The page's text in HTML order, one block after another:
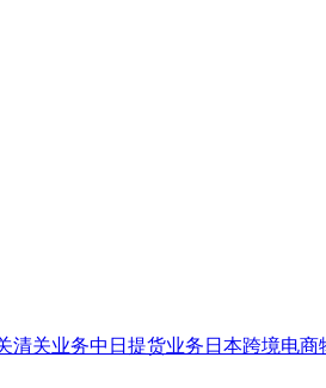
清关业务中日提货业务 日本跨境电商